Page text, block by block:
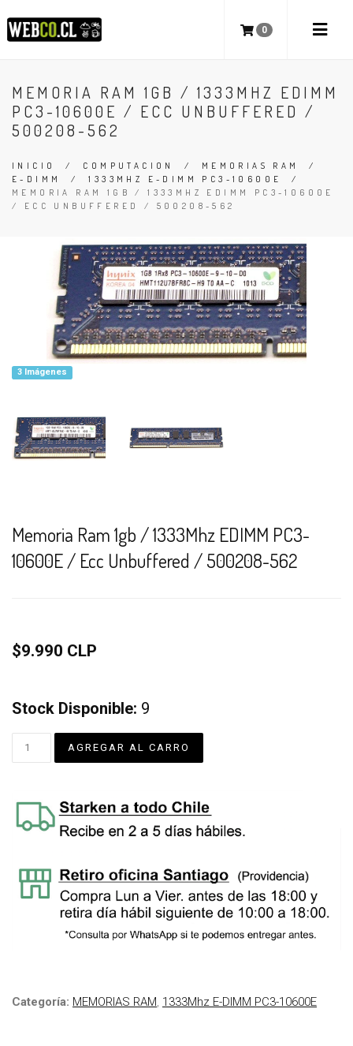
0
MEMORIA RAM 1GB / 1333MHZ EDIMM
PC3-10600E / ECC UNBUFFERED /
500208-562
INICIO / COMPUTACION / MEMORIAS RAM
/
E-DIMM
/1333MHZ E-DIMM PC3-10600E
/
MEMORIA RAM 1GB / 1333MHZ EDIMM PC3-10600E
/ ECC UNBUFFERED / 500208-562
3 Imágenes
Memoria Ram 1gb / 1333Mhz EDIMM PC3-
10600E / Ecc Unbuffered / 500208-562
$9.990 CLP
Stock Disponible: 9
Categoría: MEMORIAS RAM, 1333Mhz E-DIMM PC3-10600E